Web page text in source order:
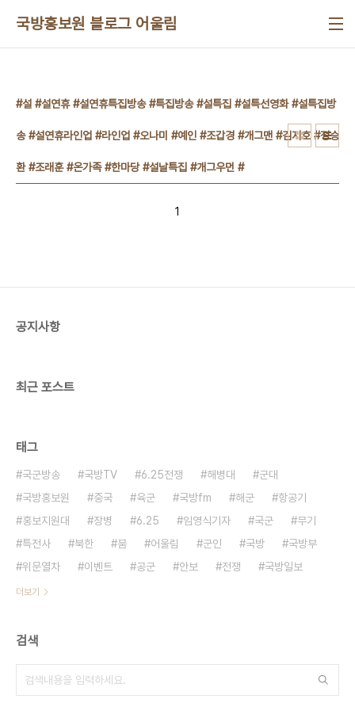
국방홍보원 블로그 어울림
#설 #설연휴 #설연휴특집방송 #특집방송 #설특집 #설특선영화 #설특집방
송 #설연휴라인업 #라인업 #오나미 #예인 #조갑경 #개그맨 #김지호 #정승
환 #조래훈 #온가족 #한마당 #설날특집 #개그우먼 #
1
공지사항
최근 포스트
태그
국군방송 국방TV 6.25전쟁 해병대
군대
국방홍보원
중국 육군 국방fm 해군
항공기
홍보지원대
장병 6.25 임영식기자 국군
무기
특전사
북한 붐 어울림 군인 국방
국방부
위문열차
이벤트 공군 안보 전쟁 국방일보
더보기
검색